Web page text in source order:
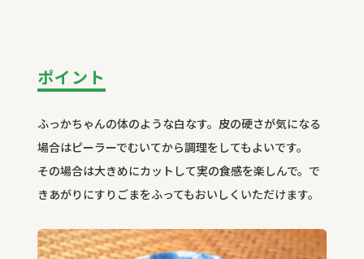
ポイント
ふっかちゃんの体のような白なす。皮の硬さが気になる
場合はピーラーでむいてから調理をしてもよいです。
その場合は大きめにカットして実の食感を楽しんで。で
きあがりにすりごまをふってもおいしくいただけます。